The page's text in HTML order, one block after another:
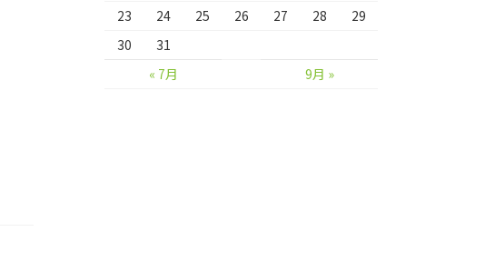
23
24 25 26 27 28
29
30
31
« 7月
9月 »